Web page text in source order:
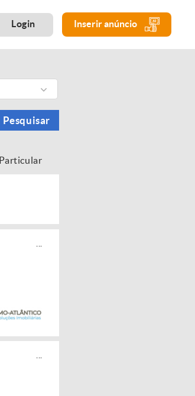
Login Inserir anúncio
Pesquisar
Particular